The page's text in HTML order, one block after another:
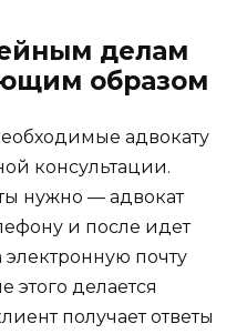
делам
образом
адвокату
консультации.
нужно — адвокат
и после идет
почту
делается
получает ответы